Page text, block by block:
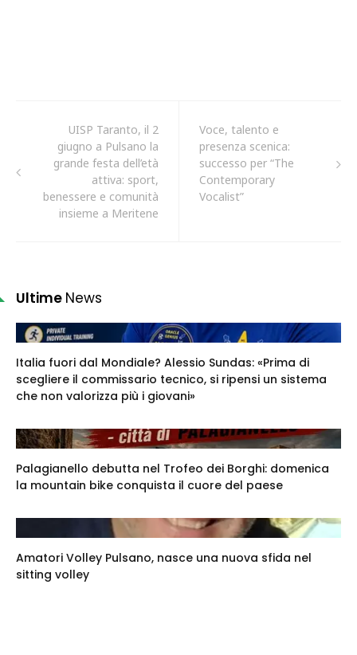
UISP Taranto, il 2
giugno a Pulsano la
grande festa dell’età
attiva: sport,
benessere e comunità
insieme a Meritene
Voce, talento e
presenza scenica:
successo per “The
Contemporary
Vocalist”
Ultime News
Italia fuori dal Mondiale? Alessio Sundas: «Prima di
scegliere il commissario tecnico, si ripensi un sistema
che non valorizza più i giovani»
Palagianello debutta nel Trofeo dei Borghi: domenica
la mountain bike conquista il cuore del paese
Amatori Volley Pulsano, nasce una nuova sfida nel
sitting volley